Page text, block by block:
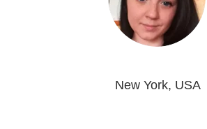
New York, USA